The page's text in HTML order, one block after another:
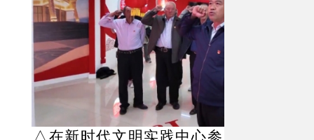
△在新时代文明实践中心参